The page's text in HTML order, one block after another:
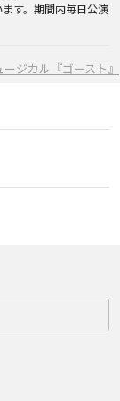
ージカル『ゴースト』
す。期間内毎日公演